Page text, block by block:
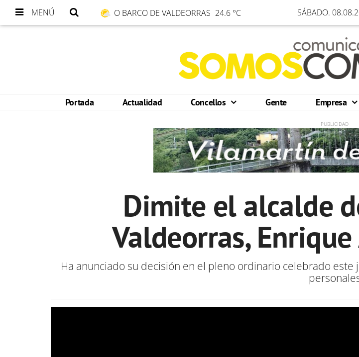
MENÚ O BARCO DE VALDEORRAS 24.6 °C SÁBADO.
Portada Actualidad Concellos Gente Empresa
Dimite el alcalde
Valdeorras,
Ha anunciado su decisión en el pleno ordinario celebrado